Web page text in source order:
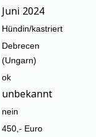
Juni 2024
Hündin/kastriert
Debrecen
(Ungarn)
ok
unbekannt
nein
450,- Euro